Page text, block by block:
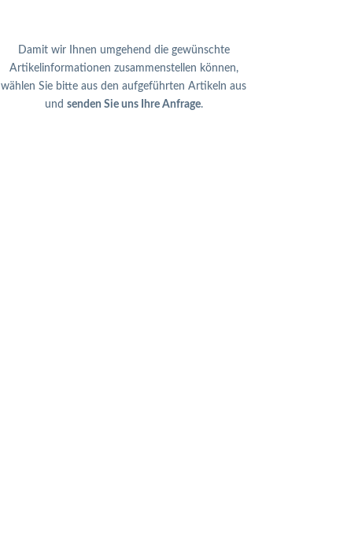
Damit wir Ihnen umgehend die gewünschte
Artikelinformationen zusammenstellen können,
wählen Sie bitte aus den aufgeführten Artikeln aus
und senden Sie uns Ihre Anfrage.